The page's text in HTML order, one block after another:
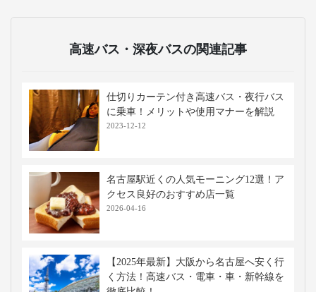
高速バス・深夜バスの関連記事
仕切りカーテン付き高速バス・夜行バス
に乗車！メリットや使用マナーを解説
2023-12-12
名古屋駅近くの人気モーニング12選！ア
クセス良好のおすすめ店一覧
2026-04-16
【2025年最新】大阪から名古屋へ安く行
く方法！高速バス・電車・車・新幹線を